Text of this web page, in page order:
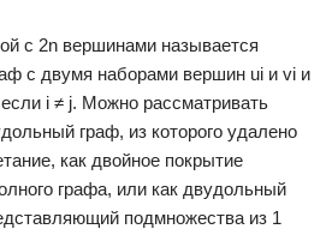
с 2n вершинами называется
с двумя наборами вершин ui и vi и
i ≠ j. Можно рассматривать
граф, из которого удалено
как двойное покрытие
графа, или как двудольный
подмножества из 1